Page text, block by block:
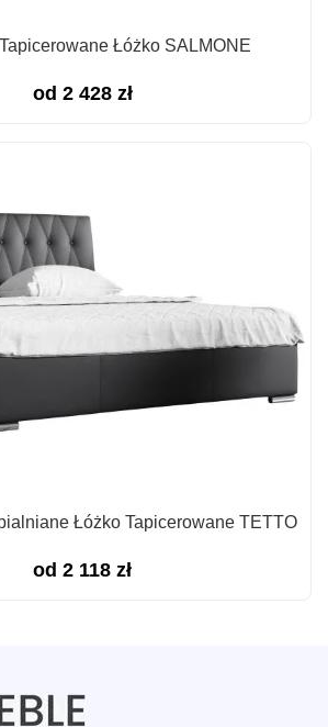
Łóżko SALMONE
od 2 428 zł
Łóżko Tapicerowane TETTO
od 2 118 zł